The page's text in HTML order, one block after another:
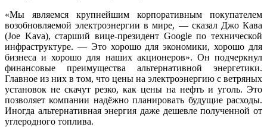
«Мы являемся крупнейшим корпоративным покупателем
возобновляемой электроэнергии в мире, — сказал Джо Кава
(Joe Kava), старший вице-президент Google по технической
инфраструктуре. — Это хорошо для экономики, хорошо для
бизнеса и хорошо для наших акционеров». Он подчеркнул
финансовые преимущества альтернативной энергетики.
Главное из них в том, что цены на электроэнергию с ветряных
установок не скачут резко, как цены на нефть и уголь. Это
позволяет компании надёжно планировать будущие расходы.
Иногда альтернативная энергия даже дешевле полученной от
углеродного топлива.